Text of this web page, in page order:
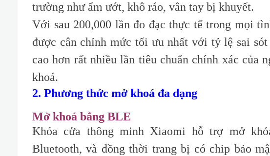
trường như ẩm ướt, khô ráo, vân tay bị khuyết.
Với sau 200,000 lần đo đạc thực tế trong mọi
được cân chỉnh mức tối ưu nhất với tỷ lệ sai sót
cao hơn rất nhiều lần tiêu chuẩn chính xác của
khoá.
2. Phương thức mở khoá đa dạng
Mở khoá bằng BLE
Khóa cửa thông minh Xiaomi hỗ trợ mở
Bluetooth, và đồng thời trang bị có chip bảo